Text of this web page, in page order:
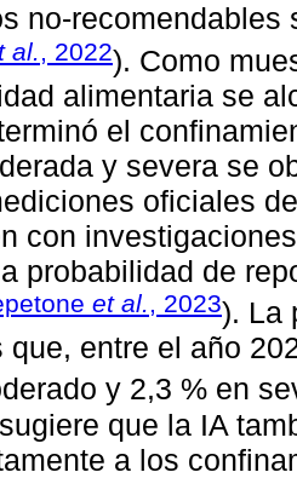
no-
al., 2022). Como
alimentaria se
el
y severa se
oficiales
con
probabilidad de
et al., 2023). La
que, entre el año
y 2,3 % en
que la IA
a los